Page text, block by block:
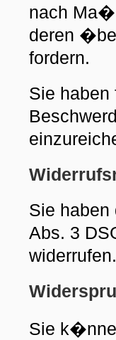
nach
deren
fordern.
Sie haben
Sie haben
Abs. 3
widerrufen.
Sie